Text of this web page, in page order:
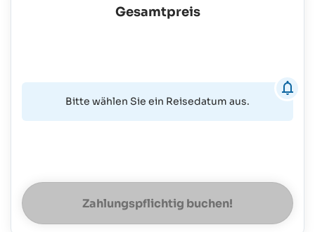
Gesamtpreis
Bitte wählen Sie ein Reisedatum aus.
Zahlungspflichtig buchen!